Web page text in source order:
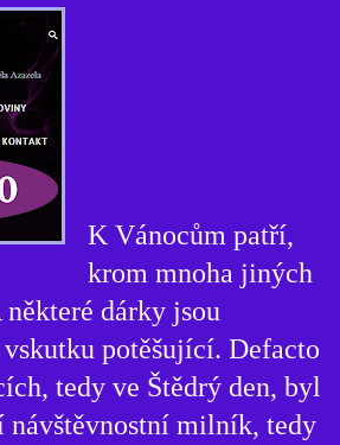
K Vánocům patří,
krom mnoha jiných
dárky jsou
vskutku potěšující. Defacto
tedy ve Štědrý den, byl
návštěvnostní milník, tedy